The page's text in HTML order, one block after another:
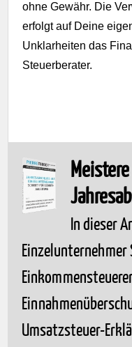
ohne Gewähr. Die
erfolgt auf Deine
Unklarheiten das
Steuerberater.
In dieser
Umsatzsteuer-